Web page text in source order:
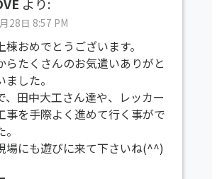
28日 8:57 PM
棟おめでとうございます。
らたくさんのお気遣いありがと
ました。
、田中大工さん達や、レッカー
事を手際よく進めて行く事がで
場にも遊びに来て下さいね(^^)